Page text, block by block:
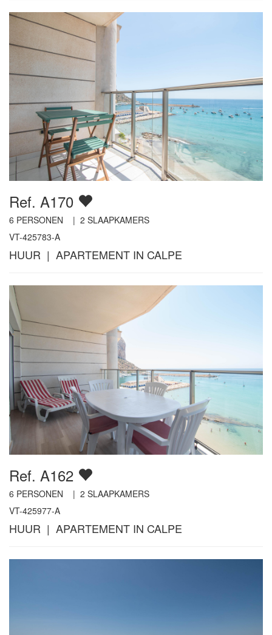
Ref. A170
6 PERSONEN | 2 SLAAPKAMERS
VT-425783-A
HUUR | APARTEMENT IN CALPE
Ref. A162
6 PERSONEN | 2 SLAAPKAMERS
VT-425977-A
HUUR | APARTEMENT IN CALPE